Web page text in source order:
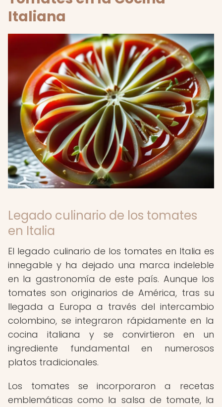
Italiana
Legado culinario de los tomates
en Italia
El legado culinario de los tomates en Italia es
innegable y ha dejado una marca indeleble
en la gastronomía de este país. Aunque los
tomates son originarios de América, tras su
llegada a Europa a través del intercambio
colombino, se integraron rápidamente en la
cocina italiana y se convirtieron en un
ingrediente fundamental en numerosos
platos tradicionales.
Los tomates se incorporaron a recetas
emblemáticas como la salsa de tomate, la